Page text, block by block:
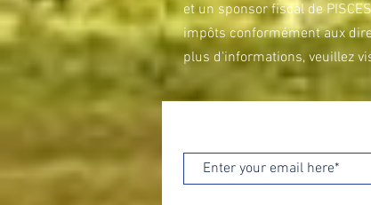
et un sponsor fiscal de
impôts conformément aux
plus d'informations, veuillez